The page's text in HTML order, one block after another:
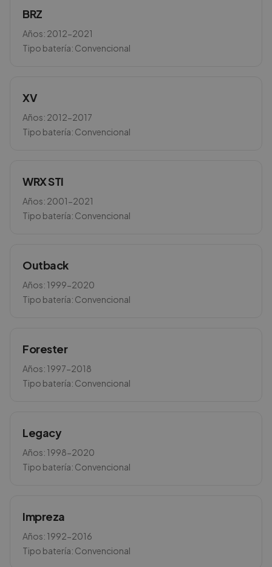
BRZ
Años: 2012-2021
Tipo batería: Convencional
XV
Años: 2012-2017
Tipo batería: Convencional
WRX STI
Años: 2001-2021
Tipo batería: Convencional
Outback
Años: 1999-2020
Tipo batería: Convencional
Forester
Años: 1997-2018
Tipo batería: Convencional
Legacy
Años: 1998-2020
Tipo batería: Convencional
Impreza
Años: 1992-2016
Tipo batería: Convencional